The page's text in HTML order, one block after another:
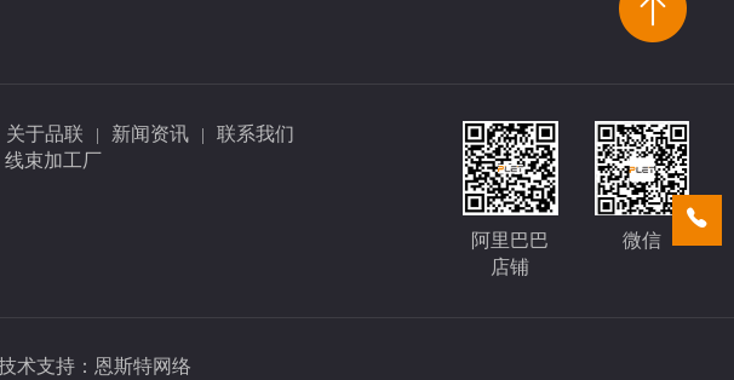
关于品联 新闻资讯 联系我们
线束加工厂
阿里巴巴
店铺
微信
支持： 恩斯特网络